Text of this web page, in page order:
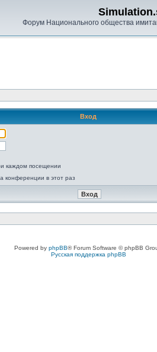
Форум Национального общества
Вход
каждом посещении
конференции в этот раз
Powered by phpBB® Forum Software © phpBB
Русская поддержка phpBB